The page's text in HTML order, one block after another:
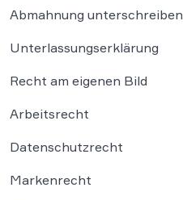
Abmahnung unterschreiben
Unterlassungserklärung
Recht am eigenen Bild
Arbeitsrecht
Datenschutzrecht
Markenrecht